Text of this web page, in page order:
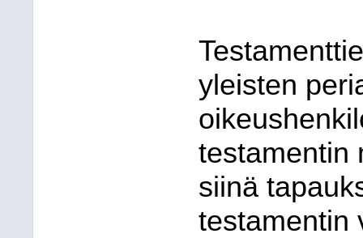
yleisten
testamentin
siinä
testamentin